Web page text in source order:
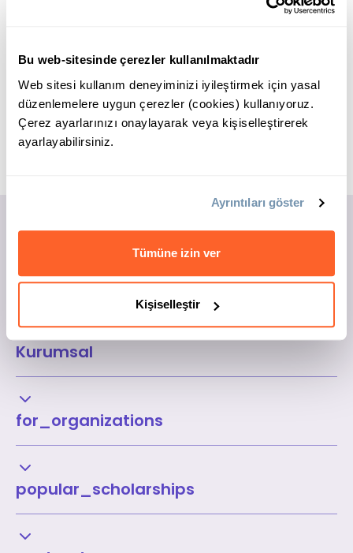
Bu web-sitesinde çerezler kullanılmaktadır
Web sitesi kullanım deneyiminizi iyileştirmek için yasal
düzenlemelere uygun çerezler (cookies) kullanıyoruz.
Çerez ayarlarınızı onaylayarak veya kişiselleştirerek
ayarlayabilirsiniz.
Ayrıntıları göster
Tümüne izin ver
Kişiselleştir
Kurumsal
for_organizations
popular_scholarships